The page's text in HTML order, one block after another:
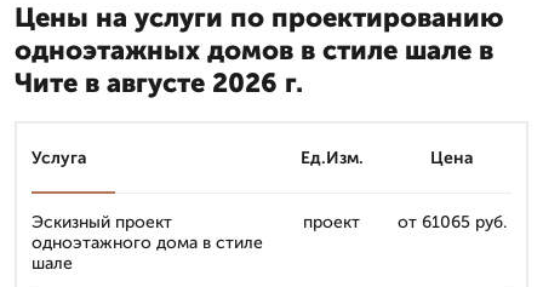
Цены на услуги по проектированию
одноэтажных домов в стиле шале в
Чите в августе 2026 г.
Услуга Ед.Изм. Цена
Эскизный проект
одноэтажного дома в стиле
шале
проект от 61065 руб.